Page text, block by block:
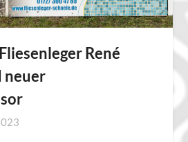
René
neuer